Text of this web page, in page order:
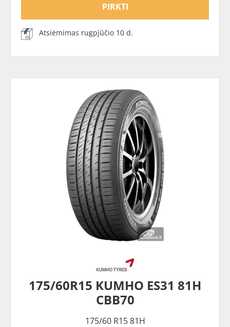
PIRKTI
Atsiėmimas rugpjūčio 10 d.
175/60R15 KUMHO ES31 81H
CBB70
175/60 R15 81H